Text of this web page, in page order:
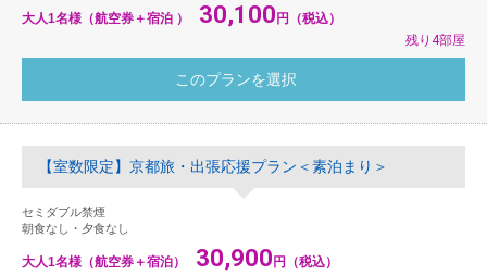
大人1名様（航空券＋宿泊 ） 30,100 円（税込）
残り4部屋
【室数限定】京都旅・出張応援プラン＜素泊まり＞
セミダブル禁煙
朝食なし・夕食なし
大人1名様（航空券＋宿泊） 30,900 円（税込）